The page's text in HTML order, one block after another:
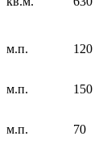
м.п. 120
м.п. 150
м.п. 70